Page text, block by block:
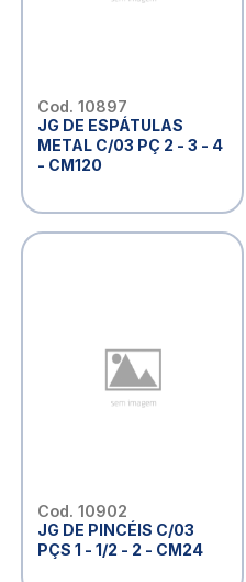
Cod. 10897
JG DE ESPÁTULAS
METAL C/03 PÇ 2 - 3 - 4
- CM120
Cod. 10902
JG DE PINCÉIS C/03
PÇS 1 - 1/2 - 2 - CM24